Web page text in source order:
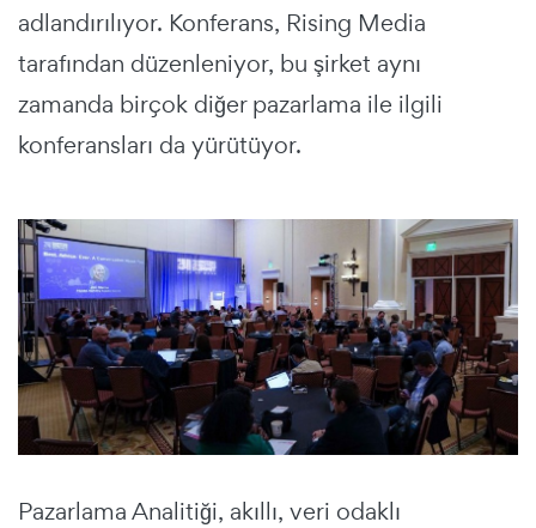
adlandırılıyor. Konferans, Rising Media
tarafından düzenleniyor, bu şirket aynı
zamanda birçok diğer pazarlama ile ilgili
konferansları da yürütüyor.
Pazarlama Analitiği, akıllı, veri odaklı